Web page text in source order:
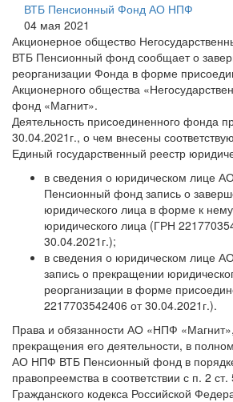
ВТБ Пенсионный Фонд АО НПФ
04 мая 2021
Акционерное общество
ВТБ Пенсионный фонд сообщает о
реорганизации Фонда в форме
Акционерного общества
фонд «Магнит».
Деятельность присоединенного фонда
30.04.2021г., о чем внесены
Единый государственный реестр
в сведения о юридическом лице
Пенсионный фонд запись о
юридического лица в форме к нему
юридического лица (ГРН
30.04.2021г.);
в сведения о юридическом лице
запись о прекращении
реорганизации в форме
2217703542406 от 30.04.2021г.).
Права и обязанности АО «НПФ
прекращения его деятельности, в
АО НПФ ВТБ Пенсионный фонд в
правопреемства в соответствии с п. 2
Гражданского кодекса Российской